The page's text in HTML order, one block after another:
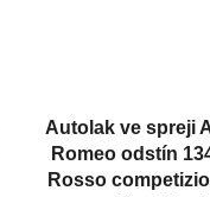
Autolak ve spreji
Romeo odstín
Rosso